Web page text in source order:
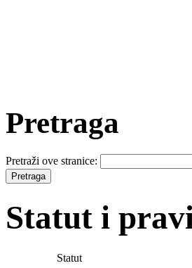
Pretraga
Pretraži ove stranice:
Statut i
Statut